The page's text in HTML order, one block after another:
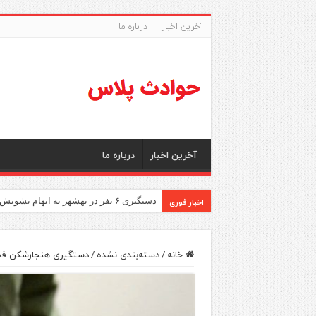
آخرین اخبار درباره ما
آخرین اخبار درباره ما
اخبار فوری دستگیری ۶ نفر در بهشهر به اتهام تشویش اذهان عمومی
خانه /دسته‌بندی نشده /دستگیری هنجار‌شکن